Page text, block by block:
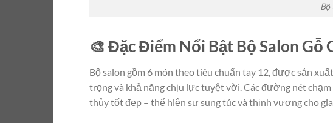
Bộ
🎨 Đặc Điểm Nổi Bật Bộ Salon Gỗ
Bộ salon gồm 6 món theo tiêu chuẩn tay 12, được sản
trọng và khả năng chịu lực tuyệt vời. Các đường nét
thủy tốt đẹp – thể hiện sự sung túc và thịnh vượng cho gia